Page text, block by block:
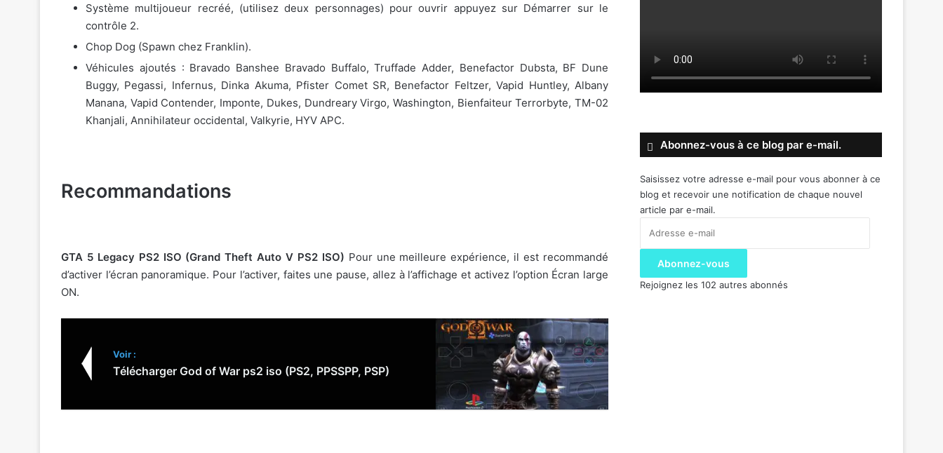
Système multijoueur recréé, (utilisez deux personnages) pour ouvrir appuyez sur Démarrer sur le
contrôle 2.
Chop Dog (Spawn chez Franklin).
Véhicules ajoutés : Bravado Banshee Bravado Buffalo, Truffade Adder, Benefactor Dubsta, BF Dune
Buggy, Pegassi, Infernus, Dinka Akuma, Pfister Comet SR, Benefactor Feltzer, Vapid Huntley, Albany
Manana, Vapid Contender, Imponte, Dukes, Dundreary Virgo, Washington, Bienfaiteur Terrorbyte, TM-02
Khanjali, Annihilateur occidental, Valkyrie, HYV APC.
Recommandations
GTA 5 Legacy PS2 ISO (Grand Theft Auto V PS2 ISO) Pour une meilleure expérience, il est recommandé
d’activer l’écran panoramique. Pour l’activer, faites une pause, allez à l’affichage et activez l’option Écran large
ON.
Voir :
Télécharger God of War ps2 iso (PS2, PPSSPP, PSP)
Abonnez-vous à ce blog par e-mail.
Saisissez votre adresse e-mail pour vous abonner à ce
blog et recevoir une notification de chaque nouvel
article par e-mail.
e-
Abonnez-vous
Rejoignez les 102 autres abonnés